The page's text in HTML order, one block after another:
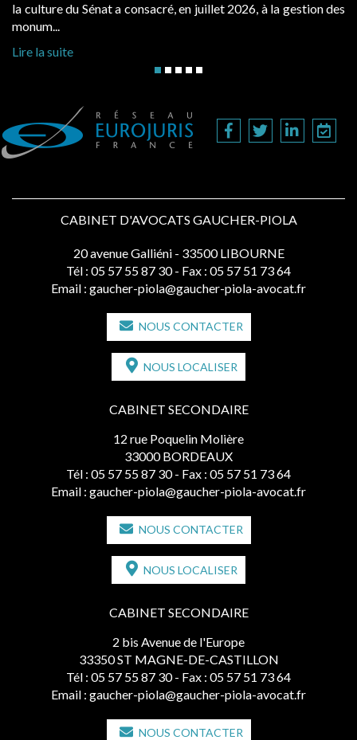
la culture du Sénat a consacré, en juillet 2026, à la gestion des
monum...
Lire la suite
CABINET D'AVOCATS GAUCHER-PIOLA
20 avenue Galliéni - 33500 LIBOURNE
Tél : 05 57 55 87 30 - Fax : 05 57 51 73 64
Email : gaucher-piola@gaucher-piola-avocat.fr
NOUS CONTACTER
NOUS LOCALISER
CABINET SECONDAIRE
12 rue Poquelin Molière
33000 BORDEAUX
Tél : 05 57 55 87 30 - Fax : 05 57 51 73 64
Email : gaucher-piola@gaucher-piola-avocat.fr
NOUS CONTACTER
NOUS LOCALISER
CABINET SECONDAIRE
2 bis Avenue de l'Europe
33350 ST MAGNE-DE-CASTILLON
Tél : 05 57 55 87 30 - Fax : 05 57 51 73 64
Email : gaucher-piola@gaucher-piola-avocat.fr
NOUS CONTACTER